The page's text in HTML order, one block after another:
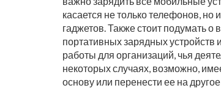
касается не только телефонов,
гаджетов. Также стоит подумать
портативных зарядных устройств
работы для организаций, чья
некоторых случаях, возможно,
основу или перенести ее на